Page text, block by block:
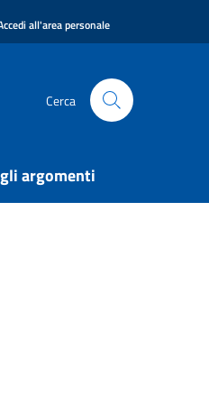
all'area personale
Cerca
argomenti